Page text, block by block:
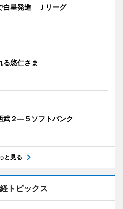
白星発進 Ｊリーグ
る悠仁さま
武２―５ソフトバンク
と見る
トピックス